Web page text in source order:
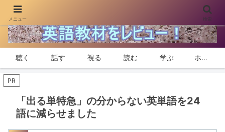
聴く 話す 視る 読む 学ぶ ホーム
PR
「出る単特急」の分からない英単語を24
語に減らせました
メニュー 検索